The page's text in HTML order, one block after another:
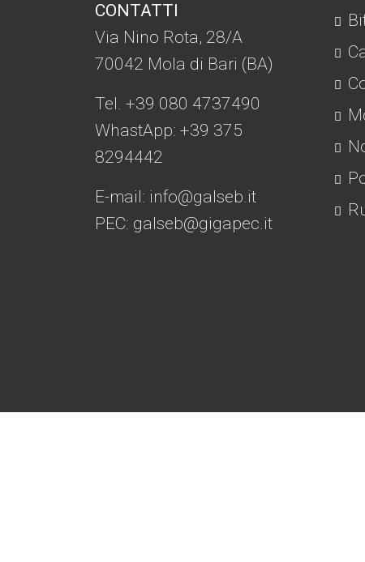
CONTATTI
Via Nino Rota, 28/A
70042 Mola di Bari (BA)
Tel. +39 080 4737490
WhastApp: +39 375
8294442
E-mail: info@galseb.it
PEC: galseb@gigapec.it